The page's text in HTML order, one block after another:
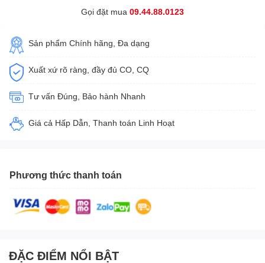
Gọi đặt mua 09.44.88.0123
Sản phẩm Chính hãng, Đa dạng
Xuất xứ rõ ràng, đầy đủ CO, CQ
Tư vấn Đúng, Bảo hành Nhanh
Giá cả Hấp Dẫn, Thanh toán Linh Hoạt
Phương thức thanh toán
ĐẶC ĐIỂM NỔI BẬT